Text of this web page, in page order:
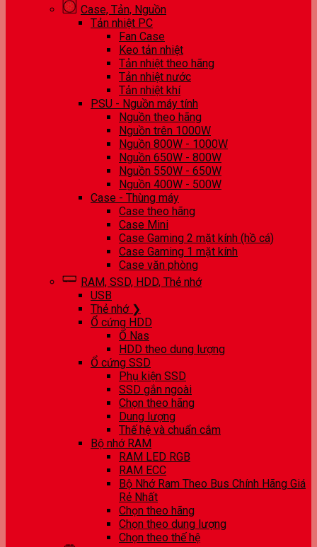
Case, Tản, Nguồn
Tản nhiệt PC
Fan Case
Keo tản nhiệt
Tản nhiệt theo hãng
Tản nhiệt nước
Tản nhiệt khí
PSU - Nguồn máy tính
Nguồn theo hãng
Nguồn trên 1000W
Nguồn 800W - 1000W
Nguồn 650W - 800W
Nguồn 550W - 650W
Nguồn 400W - 500W
Case - Thùng máy
Case theo hãng
Case Mini
Case Gaming 2 mặt kính (hồ cá)
Case Gaming 1 mặt kính
Case văn phòng
RAM, SSD, HDD, Thẻ nhớ
USB
Thẻ nhớ ❯
Ổ cứng HDD
Ổ Nas
HDD theo dung lượng
Ổ cứng SSD
Phụ kiện SSD
SSD gắn ngoài
Chọn theo hãng
Dung lượng
Thế hệ và chuẩn cắm
Bộ nhớ RAM
RAM LED RGB
RAM ECC
Bộ Nhớ Ram Theo Bus Chính Hãng Giá
Rẻ Nhất
Chọn theo hãng
Chọn theo dung lượng
Chọn theo thế hệ